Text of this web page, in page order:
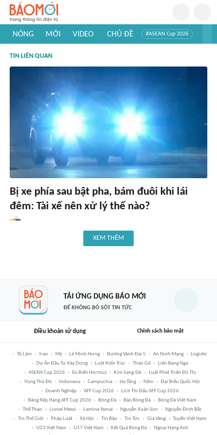
NÓNG MỚI VIDEO CHỦ ĐỀ #ASEAN Cup 2026
#Khám phá thế giới
TIN LIÊN QUAN
Bị xe phía sau bật pha, bám đuôi khi lái
đêm: Tài xế nên xử lý thế nào?
XEM THÊM
TẢI ỨNG DỤNG BÁO MỚI
ĐỂ KHÔNG BỎ SÓT TIN TỨC
Điều khoản sử dụng Chính sách bảo mật
Tô Lâm Iran Mỹ Lê Minh Hưng Đường Vành Đai 5 An Ninh Mạng
Logistic
Dự Án Đầu Tư Xây Dựng
Luật Kiến Trúc Tháo Gỡ
Liên Bang Nga
ASEAN Cup 2026
Eo Biển Hormuz Kim Sang-Sik
Luật Phát Triển Đô Thị
Vùng Thủ Đô
Indonesia Campuchia Hạ Tầng Năm
Đại Biểu Quốc Hội
Doanh Nghiệp
AFF Cup 2026
Lịch Thi Đấu AFF Cup 2026
Bảng Xếp Hạng AFF Cup 2026
Bóng Đá Báo Bóng Đá
Bóng Đá Việt Nam
Thể Thao
Lionel Messi Lamine Yamal Nguyễn Xuân Son
Nguyễn Đình Bắc
Tin Thế Giới
Pháp Luật Xã Hội Tin Bão Tin Tức Giá Vàng
Tuyển Việt Nam
U23 Việt Nam
U17 Việt Nam Kết Quả Bóng Đá
Ngoại Hạng Anh